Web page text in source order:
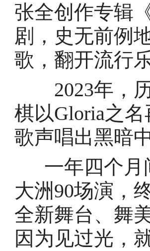
张全创作专辑
剧，史无前例
歌，翻开流行
2023年，历
棋以Gloria之
歌声唱出黑暗
一年四个月
大洲90场演，
全新舞台、舞
因为见过光，